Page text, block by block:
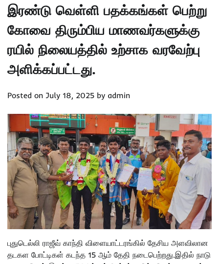
இரண்டு வெள்ளி பதக்கங்கள் பெற்று
கோவை திரும்பிய மாணவர்களுக்கு
ரயில் நிலையத்தில் உற்சாக வரவேற்பு
அளிக்கப்பட்டது.
Posted on July 18, 2025 by admin
புதுடெல்லி ராஜீவ் காந்தி விளையாட்டரங்கில் தேசிய அளவிலான
தடகள போட்டிகள் கடந்த 15 ஆம் தேதி நடைபெற்றது.இதில் நாடு